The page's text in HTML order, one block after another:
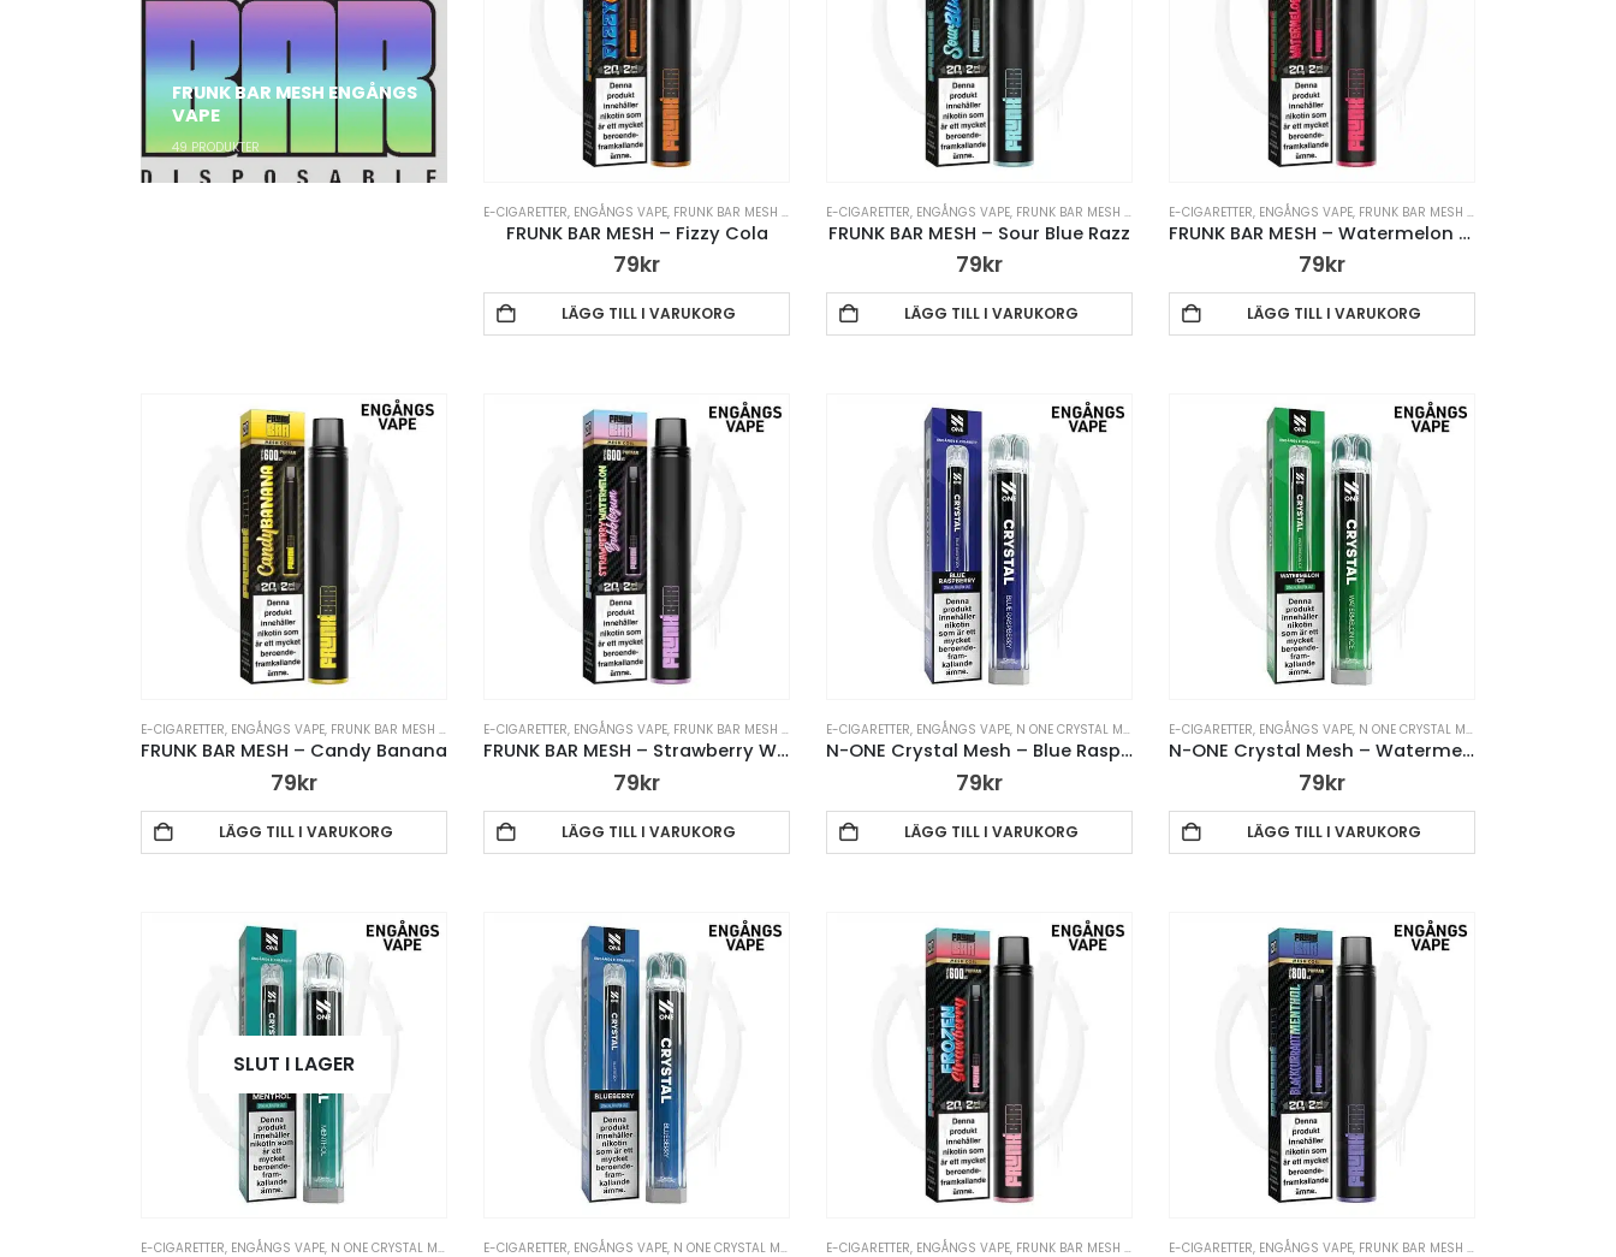
FRUNK BAR MESH ENGÅNGS
VAPE
49PRODUKTER
E-CIGARETTER, ENGÅNGS VAPE, FRUNK BAR MESH ENGÅNGS VAPE ,VAPE PENNA
FRUNK BAR MESH – Fizzy Cola
79kr
LÄGG TILL I VARUKORG
E-CIGARETTER, ENGÅNGS VAPE, FRUNK BAR MESH ENGÅNGS VAPE ,VAPE PENNA
FRUNK BAR MESH – Sour Blue Razz
79kr
LÄGG TILL I VARUKORG
E-CIGARETTER, ENGÅNGS VAPE, FRUNK BAR MESH ENGÅNGS VAPE
FRUNK BAR MESH – Watermelon Splash
79kr
LÄGG TILL I VARUKORG
E-CIGARETTER, ENGÅNGS VAPE, FRUNK BAR MESH ENGÅNGS VAPE ,VAPE PENNA
FRUNK BAR MESH – Candy Banana
79kr
LÄGG TILL I VARUKORG
E-CIGARETTER, ENGÅNGS VAPE, FRUNK BAR MESH ENGÅNGS VAPE ,VAPE PENNA
FRUNK BAR MESH – Strawberry Watermelon Bubblegum
79kr
LÄGG TILL I VARUKORG
E-CIGARETTER, ENGÅNGS VAPE, N ONE CRYSTAL MESH ENGÅNGSVAPE ,VAPE PENNA
N-ONE Crystal Mesh – Blue Raspberry – Engångsvape
79kr
LÄGG TILL I VARUKORG
E-CIGARETTER, ENGÅNGS VAPE, N ONE CRYSTAL MESH ENGÅNGSVAPE
N-ONE Crystal Mesh – Watermelon Ice – Engångsvape 20mg
79kr
LÄGG TILL I VARUKORG
SLUT I LAGER
E-CIGARETTER, ENGÅNGS VAPE, N ONE CRYSTAL MESH ENGÅNGSVAPE ,VAPE PENNA
E-CIGARETTER, ENGÅNGS VAPE, N ONE CRYSTAL MESH ENGÅNGSVAPE ,VAPE PENNA
E-CIGARETTER, ENGÅNGS VAPE, FRUNK BAR MESH ENGÅNGS VAPE ,VAPE PENNA
E-CIGARETTER, ENGÅNGS VAPE, FRUNK BAR MESH ENGÅNGS VAPE